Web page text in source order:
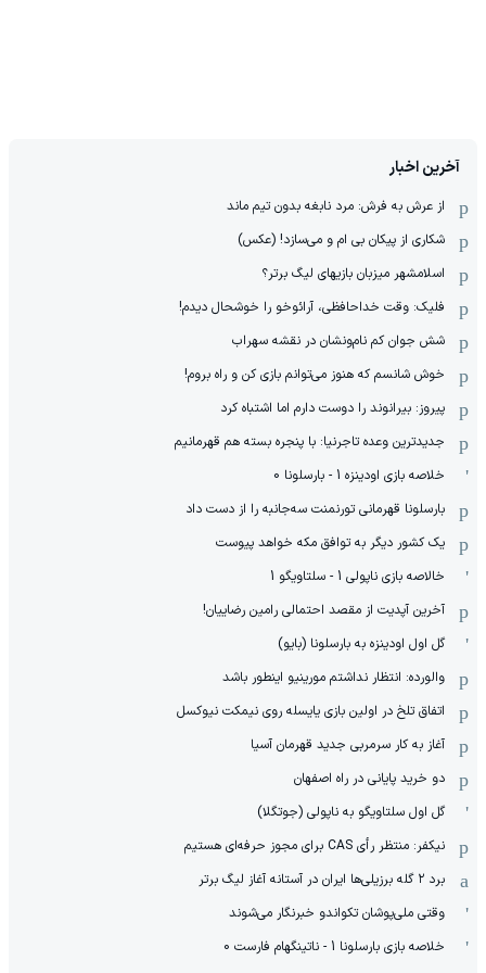
آخرین اخبار
از عرش به فرش: مرد نابغه‌ بدون تیم ماند
شکاری از پیکان بی ام و می‌سازد! (عکس)
اسلامشهر میزبان بازیهای لیگ برتر؟
فلیک: وقت خداحافظی، آرائوخو را خوشحال دیدم!
شش جوان کم نام‌و‌نشان در نقشه سهراب
خوش شانسم که هنوز می‌توانم بازی کن و راه بروم!
پیروز: بیرانوند را دوست دارم اما اشتباه کرد
جدیدترین وعده تاجرنیا: با پنجره بسته هم قهرمانیم
خلاصه بازی اودینزه 1 - بارسلونا 0
بارسلونا قهرمانی تورنمنت سه‌جانبه را از دست داد
یک کشور دیگر به توافق مکه خواهد پیوست
خالاصه بازی ناپولی 1 - سلتاویگو 1
آخرین آپدیت از مقصد احتمالی رامین رضاییان!
گل اول اودینزه به بارسلونا (بایو)
والورده: انتظار نداشتم مورینیو اینطور باشد
اتفاق تلخ در اولین بازی یایسله روی نیمکت نیوکسل
آغاز به کار سرمربی جدید قهرمان آسیا
دو خرید پایانی در راه اصفهان
گل اول سلتاویگو به ناپولی (جوتگلا)
نیکفر: منتظر رأی CAS برای مجوز حرفه‌ای هستیم
برد ۲ گله برزیلی‌ها ایران در آستانه آغاز لیگ برتر
وقتی ملی‌پوشان تکواندو خبرنگار می‌شوند
خلاصه بازی بارسلونا 1 - ناتینگهام فارست 0